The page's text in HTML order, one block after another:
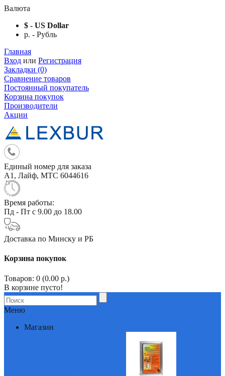
Валюта
$ - US Dollar
р. - Рубль
Главная
Вход или Регистрация
Закладки (0)
Сравнение товаров
Постоянный покупатель
Корзина покупок
Производители
Акции
Единый номер для заказа
А1, Лайф, МТС 6044616
Время работы:
Пд - Пт с 9.00 до 18.00
Доставка по Минску и РБ
Корзина покупок
Товаров: 0 (0.00 р.)
В корзине пусто!
Меню
Магазин